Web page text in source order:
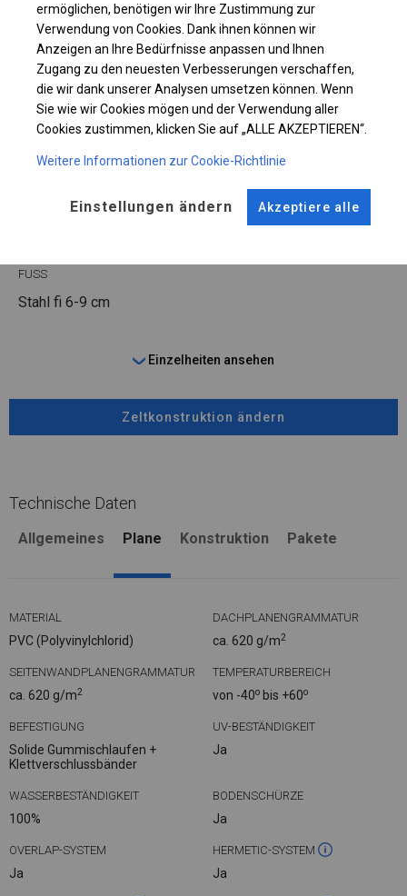
KONSTRUKTION
SUMMER
ANSCHLÜSSE
FUSS
Stahl fi 6-9 cm
Einzelheiten ansehen
Zeltkonstruktion ändern
Technische Daten
Allgemeines Plane Konstruktion Pakete
MATERIAL
PVC (Polyvinylchlorid)
DACHPLANENGRAMMATUR
ca. 620 g/m2
SEITENWANDPLANENGRAMMATUR
ca. 620 g/m2
TEMPERATURBEREICH
von -40o bis +60o
BEFESTIGUNG
Solide Gummischlaufen +
Klettverschlussbänder
UV-BESTÄNDIGKEIT
Ja
WASSERBESTÄNDIGKEIT
100%
BODENSCHÜRZE
Ja
OVERLAP-SYSTEM
Ja
HERMETIC-SYSTEM
Ja
ermöglichen, benötigen wir Ihre Zustimmung zur
Verwendung von Cookies. Dank ihnen können wir
Anzeigen an Ihre Bedürfnisse anpassen und Ihnen
Zugang zu den neuesten Verbesserungen verschaffen,
die wir dank unserer Analysen umsetzen können. Wenn
Sie wie wir Cookies mögen und der Verwendung aller
Cookies zustimmen, klicken Sie auf „ALLE AKZEPTIEREN“.
Weitere Informationen zur Cookie-Richtlinie
Einstellungen ändern Akzeptiere alle